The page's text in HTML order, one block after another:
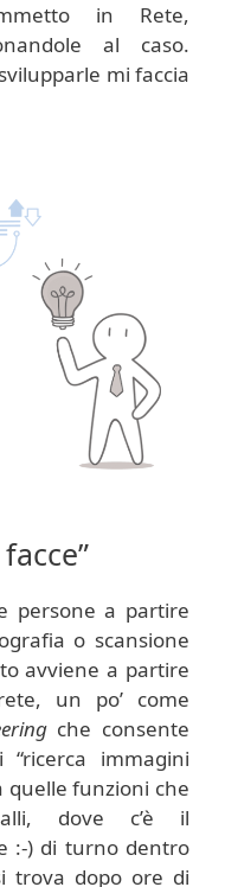
in Rete,
al caso.
mi faccia
persone a partire
o scansione
avviene a partire
un po’ come
che consente
immagini
quelle funzioni che
dove c’è il
:-) di turno dentro
trova dopo ore di